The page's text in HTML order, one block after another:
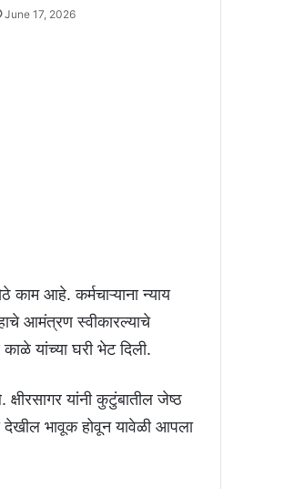
June 17, 2026
काम आहे. कर्मचाऱ्याना न्याय
आमंत्रण स्वीकारल्याचे
यांच्या घरी भेट दिली.
यांनी कुटुंबातील जेष्ठ
देखील भावूक होवून यावेळी आपला